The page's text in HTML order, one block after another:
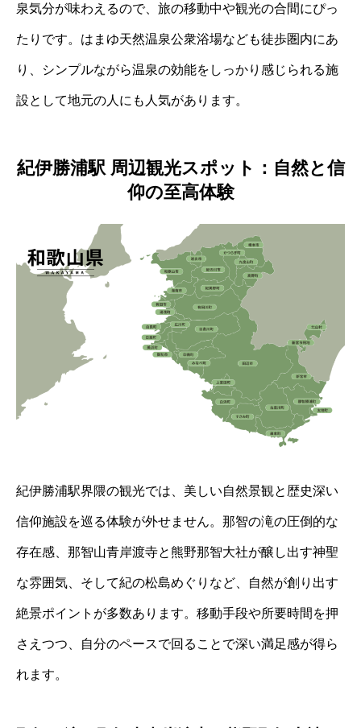
泉気分が味わえるので、旅の移動中や観光の合間にぴっ
たりです。はまゆ天然温泉公衆浴場なども徒歩圏内にあ
り、シンプルながら温泉の効能をしっかり感じられる施
設として地元の人にも人気があります。
紀伊勝浦駅 周辺観光スポット：自然と信
仰の至高体験
紀伊勝浦駅界隈の観光では、美しい自然景観と歴史深い
信仰施設を巡る体験が外せません。那智の滝の圧倒的な
存在感、那智山青岸渡寺と熊野那智大社が醸し出す神聖
な雰囲気、そして紀の松島めぐりなど、自然が創り出す
絶景ポイントが多数あります。移動手段や所要時間を押
さえつつ、自分のペースで回ることで深い満足感が得ら
れます。